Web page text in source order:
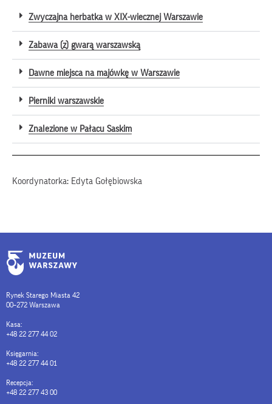
Zwyczajna herbatka w XIX-wiecznej Warszawie
Zabawa (z) gwarą warszawską
Dawne miejsca na majówkę w Warszawie
Pierniki warszawskie
Znalezione w Pałacu Saskim
Koordynatorka: Edyta Gołębiowska
Rynek Starego Miasta 42
00–272 Warszawa
Kasa:
+48 22 277 44 02
Księgarnia:
+48 22 277 44 01
Recepcja:
+48 22 277 43 00